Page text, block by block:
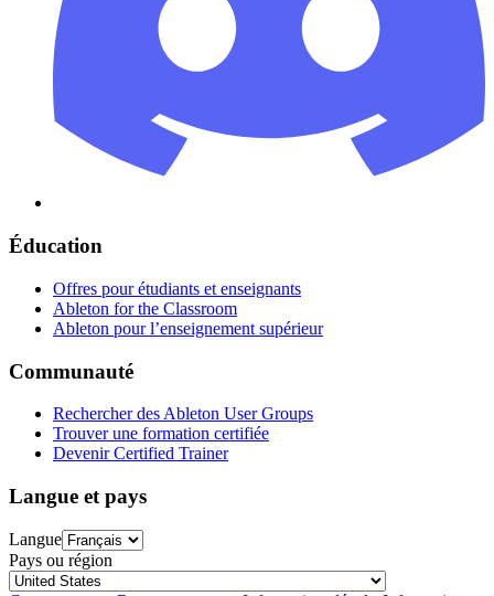
Éducation
Offres pour étudiants et enseignants
Ableton for the Classroom
Ableton pour l’enseignement supérieur
Communauté
Rechercher des Ableton User Groups
Trouver une formation certifiée
Devenir Certified Trainer
Langue et pays
Langue
Pays ou région